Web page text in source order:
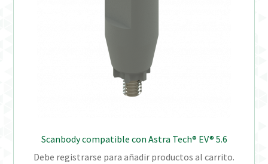
Scanbody compatible con Astra Tech® EV® 5.6
Debe registrarse para añadir productos al carrito.